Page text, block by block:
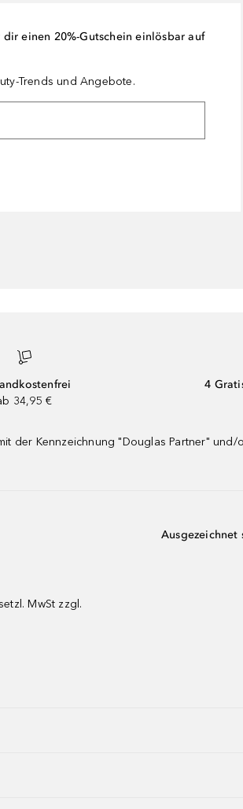
einen 20%-Gutschein einlösbar auf
Trends und Angebote.
34,95 €
4
der Kennzeichnung "Douglas Partner"
MwSt zzgl.
Ausgezeichnet